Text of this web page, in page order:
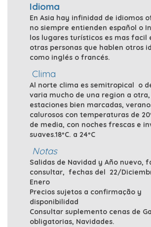
Idioma
En Asia hay infinidad de idiomos
no siempre entienden español o
los lugares turísticos es mas facil
otras personas que hablen otros
como inglés o francés.
Clima
Al norte clima es semitropical o
varia mucho de una region a
estaciones bien marcadas,
calurosos con temperaturas de
de media, con noches frescas e
suaves.18ºC. a 24ºC
Notas
Salidas de Navidad y Año nuevo,
consultar, fechas del 22/
Enero
Precios sujetos a confirmação y
disponibilidad
Consultar suplemento cenas de
obligatorias, Navidades.